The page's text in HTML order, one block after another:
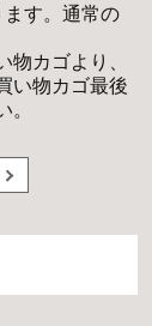
す。通常の
カゴより、
い物カゴ最後